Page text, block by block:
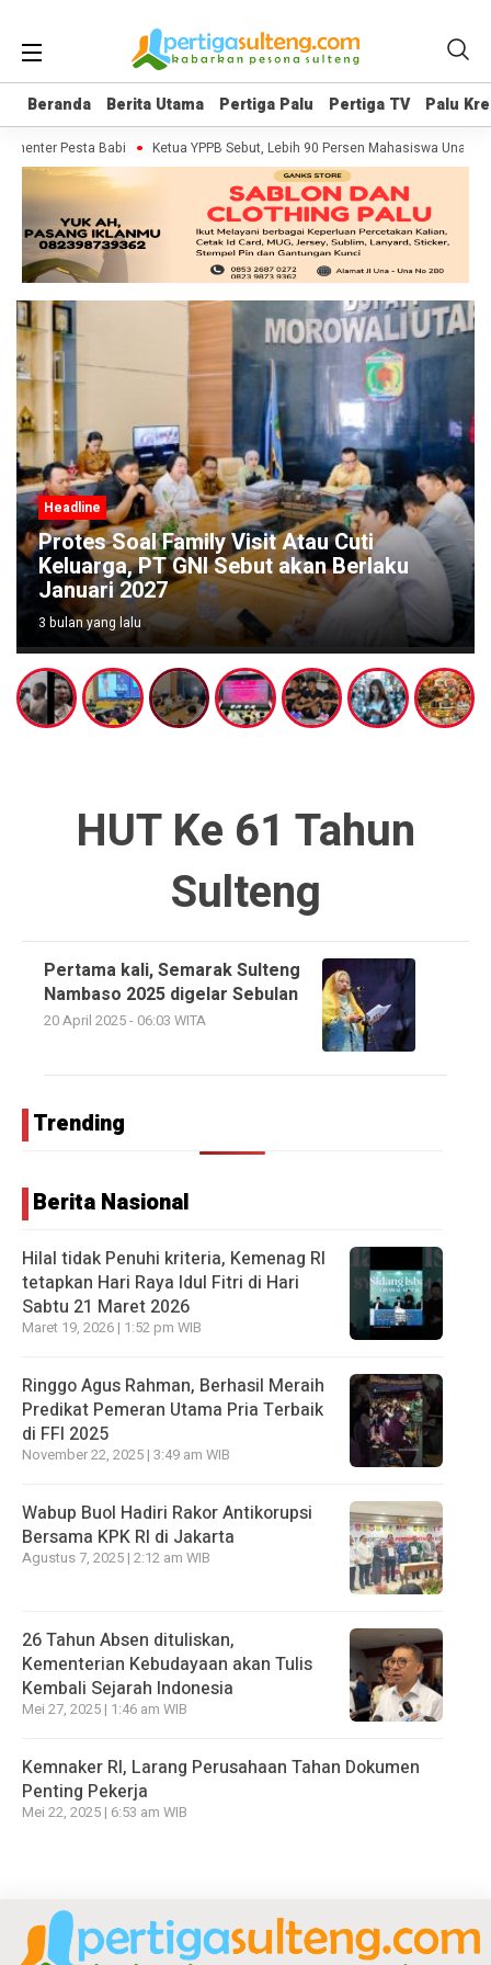
Beranda Berita Utama Pertiga Palu Pertiga TV Palu
Beranda Berita Utama Pertiga Palu Pertiga TV Palu
Pesta Babi Ketua YPPB Sebut, Lebih 90 Persen Mahasiswa
Headline
Protes Soal Family Visit Atau Cuti
Keluarga, PT GNI Sebut akan Berlaku
Januari 2027
3 bulan yang lalu
HUT Ke 61 Tahun
Sulteng
Pertama kali, Semarak Sulteng
Nambaso 2025 digelar Sebulan
20 April 2025 - 06:03 WITA
Trending
Berita Nasional
Hilal tidak Penuhi kriteria, Kemenag RI
tetapkan Hari Raya Idul Fitri di Hari
Sabtu 21 Maret 2026
Maret 19, 2026 | 1:52 pm WIB
Ringgo Agus Rahman, Berhasil Meraih
Predikat Pemeran Utama Pria Terbaik
di FFI 2025
November 22, 2025 | 3:49 am WIB
Wabup Buol Hadiri Rakor Antikorupsi
Bersama KPK RI di Jakarta
Agustus 7, 2025 | 2:12 am WIB
26 Tahun Absen dituliskan,
Kementerian Kebudayaan akan Tulis
Kembali Sejarah Indonesia
Mei 27, 2025 | 1:46 am WIB
Kemnaker RI, Larang Perusahaan Tahan Dokumen
Penting Pekerja
Mei 22, 2025 | 6:53 am WIB